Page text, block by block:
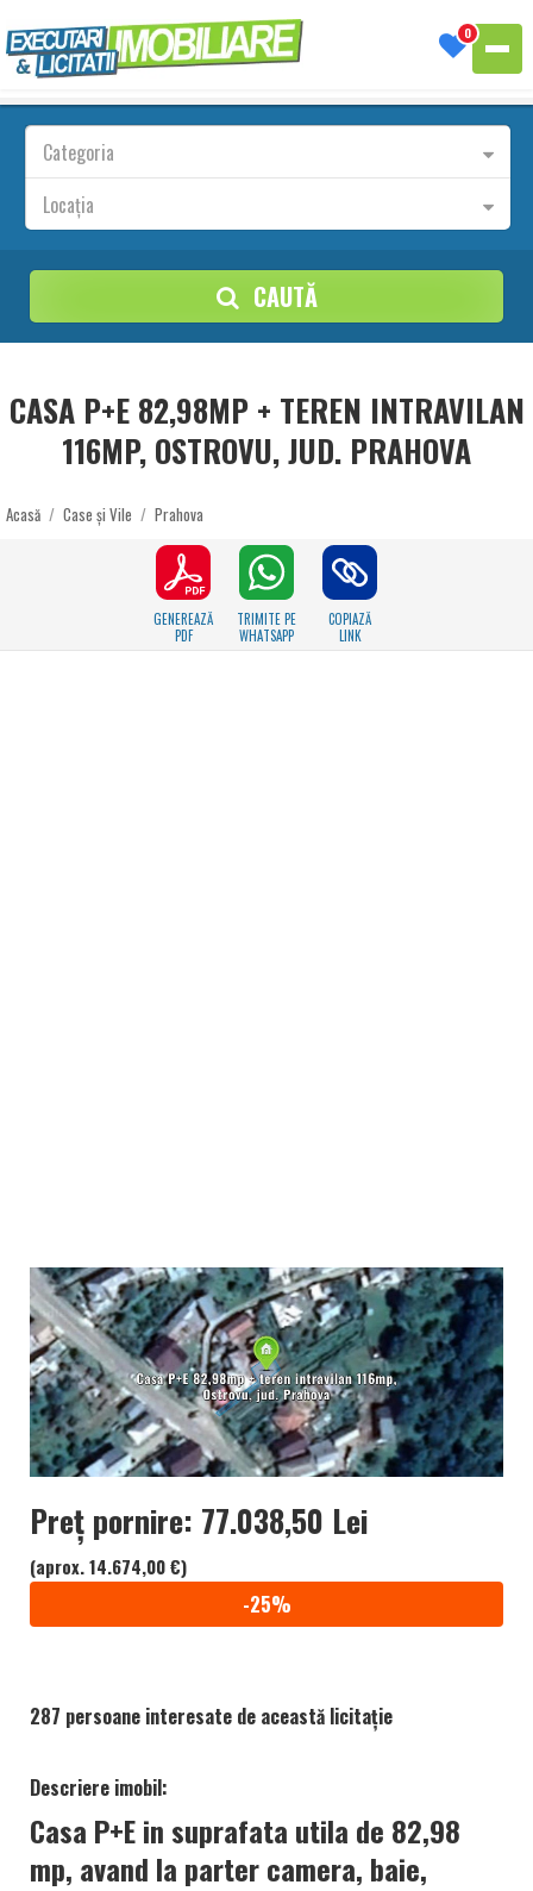
0
Categoria
Locația
CAUTĂ
CASA P+E 82,98MP + TEREN INTRAVILAN
116MP, OSTROVU, JUD. PRAHOVA
Acasă / Case și Vile / Prahova
GENEREAZĂ
PDF
TRIMITE PE
WHATSAPP
COPIAZĂ
LINK
Preț pornire: 77.038,50 Lei
(aprox. 14.674,00 €)
-25%
287 persoane interesate de această licitație
Descriere imobil:
Casa P+E in suprafata utila de 82,98
mp, avand la parter camera, baie,